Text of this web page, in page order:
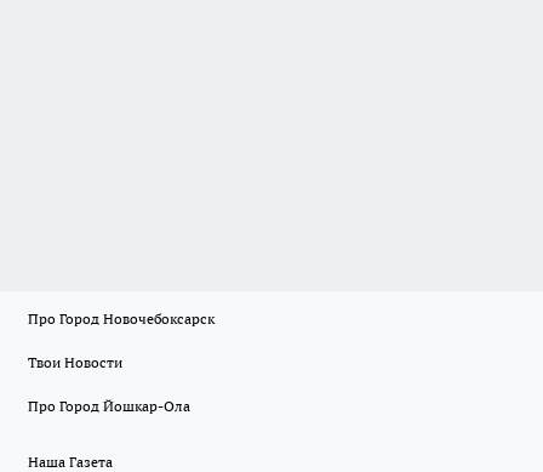
Про Город Новочебоксарск
Твои Новости
Про Город Йошкар-Ола
Наша Газета